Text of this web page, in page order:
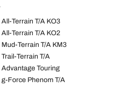
Terrain T/A KO3
Terrain T/A KO2
Terrain T/A KM3
Terrain T/A
Touring
Force Phenom T/A